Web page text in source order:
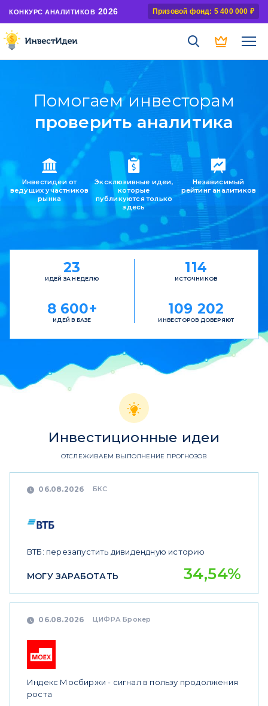
КОНКУРС АНАЛИТИКОВ 2026 Призовой фонд: 5 400 000 ₽
Помогаем инвесторам
проверить аналитика
найти идеи
Инвестидеи от
ведущих участников
рынка
Эксклюзивные идеи,
которые
публикуются только
здесь
Независимый
рейтинг аналитиков
23
ИДЕЙ ЗА НЕДЕЛЮ
114
ИСТОЧНИКОВ
8 600+
ИДЕЙ В БАЗЕ
109 202
ИНВЕСТОРОВ ДОВЕРЯЮТ
Инвестиционные идеи
ОТСЛЕЖИВАЕМ ВЫПОЛНЕНИЕ ПРОГНОЗОВ
06.08.2026
ВТБ: перезапустить дивидендную историю
БКС
МОГУ ЗАРАБОТАТЬ 34,54%
06.08.2026
Индекс Мосбиржи - сигнал в пользу продолжения
роста
ЦИФРА Брокер